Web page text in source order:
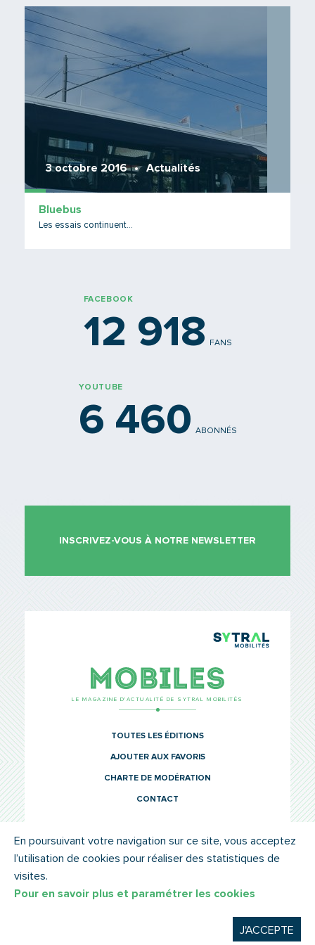
3 octobre 2016 Actualités
Bluebus
Les essais continuent...
FACEBOOK
12 918 FANS
YOUTUBE
6 460 ABONNÉS
INSCRIVEZ-VOUS À NOTRE NEWSLETTER
LE MAGAZINE D’ACTUALITÉ DE SYTRAL MOBILITÉS
TOUTES LES ÉDITIONS
AJOUTER AUX FAVORIS
CHARTE DE MODÉRATION
CONTACT
© SYTRAL MOBILITÉS 2022 MENTIONS LÉGALES
En poursuivant votre navigation sur ce site, vous acceptez
l’utilisation de cookies pour réaliser des statistiques de
visites.
Pour en savoir plus et paramétrer les cookies
J'ACCEPTE